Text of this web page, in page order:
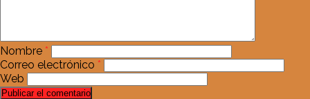
Nombre *
Correo electrónico *
Web